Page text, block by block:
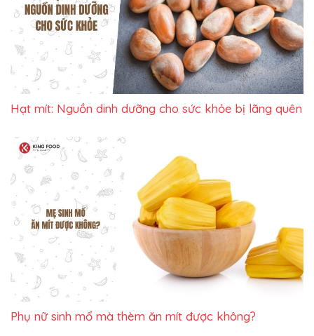
Hạt mít: Nguồn dinh dưỡng cho sức khỏe bị lãng quên
Phụ nữ sinh mổ mà thèm ăn mít được không?